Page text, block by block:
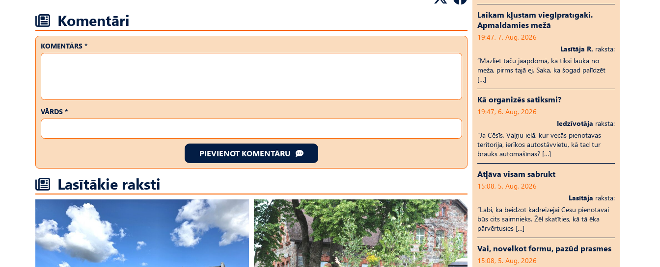
Komentāri
KOMENTĀRS *
VĀRDS *
PIEVIENOT KOMENTĀRU
Lasītākie raksti
Laikam kļūstam vieglprātīgāki.
Apmaldamies mežā
19:47, 7. Aug, 2026
Lasītāja R. raksta:
“Mazliet taču jāapdomā, kā tiksi laukā no
meža, pirms tajā ej. Saka, ka šogad palīdzēt
[…]
Kā organizēs satiksmi?
19:47, 6. Aug, 2026
Iedzīvotāja raksta:
“Ja Cēsīs, Vaļņu ielā, kur vecās pienotavas
teritorija, ierīkos autostāvvietu, kā tad tur
brauks automašīnas? […]
Atļāva visam sabrukt
15:08, 5. Aug, 2026
Lasītāja raksta:
“Labi, ka beidzot kādreizējai Cēsu pienotavai
būs cits saimnieks. Žēl skatīties, kā tā ēka
pārvērtusies […]
Vai, novelkot formu, pazūd prasmes
15:08, 5. Aug, 2026